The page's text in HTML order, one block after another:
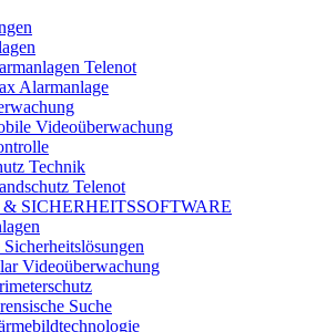
Telenot
Alarmanlage
Videoüberwachung
Technik
Telenot
SICHERHEITSSOFTWARE
Sicherheitslösungen
Videoüberwachung
Suche